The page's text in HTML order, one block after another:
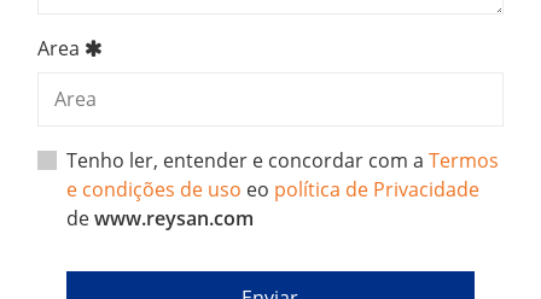
Area
Tenho ler, entender e concordar com aTermos
e condições de uso eo política de Privacidade
dewww.reysan.com